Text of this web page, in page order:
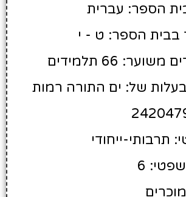
הספר: עברית
בבית הספר: ט - י
66 תלמידים
של: ים התורה רמות
ייחודי
6